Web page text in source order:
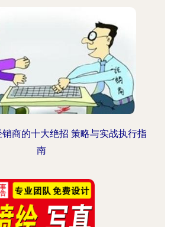
商的十大绝招 策略与实战执行指
南